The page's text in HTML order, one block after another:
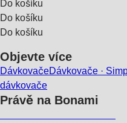
Do košíku
Do košíku
Do košíku
Objevte více
DávkovačeDávkovače ·
dávkovače
Právě na Bonami